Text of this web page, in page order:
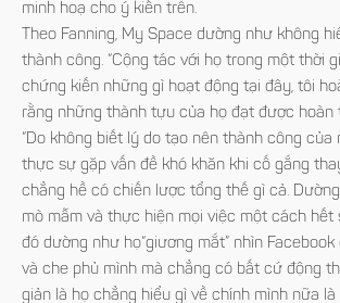
minh hoạ cho ý kiến trên.
Theo Fanning, My Space dường như không
thành công. “Cộng tác với họ trong một thời
chứng kiến những gì hoạt động tại đây, tôi
rằng những thành tựu của họ đạt được hoàn
“Do không biết lý do tạo nên thành công của
thực sự gặp vấn đề khó khăn khi cố gắng
chẳng hề có chiến lược tổng thế gì cả.
mò mẫm và thực hiện mọi việc một cách hết
đó dường như họ“giương mắt” nhìn
và che phủ mình mà chẳng có bất cứ động
giản là họ chẳng hiểu gì về chính mình nữa là